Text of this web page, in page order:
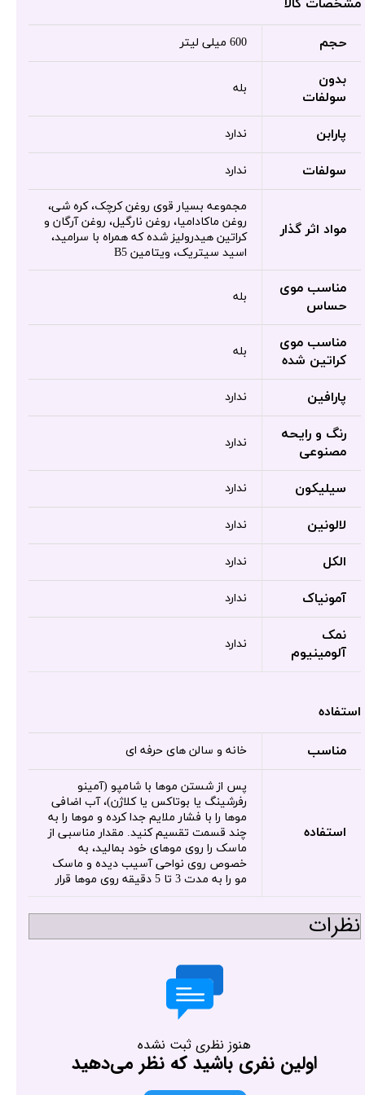
مشخصات کالا
حجم 600 میلی لیتر
بدون
سولفات
بله
پارابن ندارد
سولفات ندارد
مواد اثر گذار
مجموعه بسیار قوی روغن کرچک، کره شی،
روغن ماکادامیا، روغن نارگیل، روغن آرگان و
کراتین هیدرولیز شده که همراه با سرامید،
اسید سیتریک، ویتامین B5
مناسب موی
حساس
بله
مناسب موی
کراتین شده
بله
پارافین ندارد
رنگ و رایحه
مصنوعی
ندارد
سیلیکون ندارد
لالونین ندارد
الکل ندارد
آمونیاک ندارد
نمک
آلومینیوم
ندارد
استفاده
مناسب خانه و سالن های حرفه ای
استفاده
پس از شستن موها با شامپو (آمینو
رفرشینگ یا بوتاکس یا کلاژن)، آب اضافی
موها را با فشار ملایم جدا کرده و موها را به
چند قسمت تقسیم کنید. مقدار مناسبی از
ماسک را روی موهای خود بمالید، به
خصوص روی نواحی آسیب دیده و ماسک
مو را به مدت 3 تا 5 دقیقه روی موها قرار
نظرات
هنوز نظری ثبت نشده
اولین نفری باشید که نظر می‌دهید